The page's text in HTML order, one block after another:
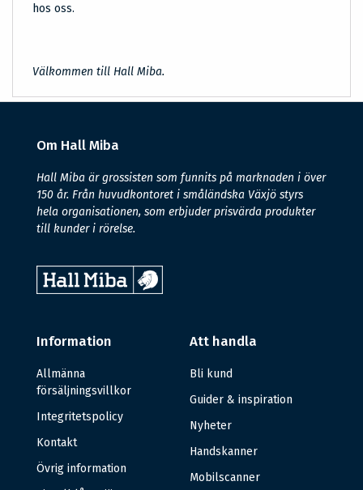
hos oss.
Välkommen till Hall Miba.
Om Hall Miba
Hall Miba är grossisten som funnits på marknaden i över
150 år. Från huvudkontoret i småländska Växjö styrs
hela organisationen, som erbjuder prisvärda produkter
till kunder i rörelse.
Information
Allmänna
försäljningsvillkor
Integritetspolicy
Kontakt
Övrig information
Att handla
Bli kund
Guider & inspiration
Nyheter
Handskanner
Mobilscanner